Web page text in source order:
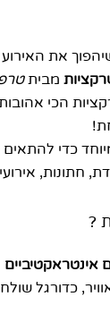
את
מבית
הכי אהובות
כדי להתאים
חתונות,
?
כדורגל